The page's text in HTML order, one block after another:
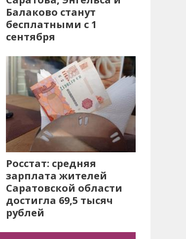
Балаково станут
бесплатными с 1
сентября
Росстат: средняя
зарплата жителей
Саратовской области
достигла 69,5 тысяч
рублей